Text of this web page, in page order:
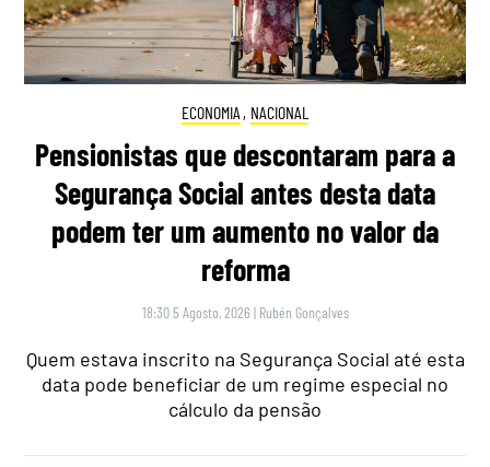
ECONOMIA , NACIONAL
Pensionistas que descontaram para a
Segurança Social antes desta data
podem ter um aumento no valor da
reforma
18:30 5 Agosto, 2026 | Rubén Gonçalves
Quem estava inscrito na Segurança Social até esta
data pode beneficiar de um regime especial no
cálculo da pensão